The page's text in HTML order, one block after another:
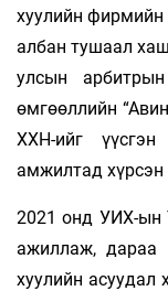
хуулийн фирмийн
албан тушаал
улсын
өмгөөллийн
ХХН-ийг
амжилтад
2021 онд УИХ-ын
ажил­лаж, дараа
хуулийн асуу­дал